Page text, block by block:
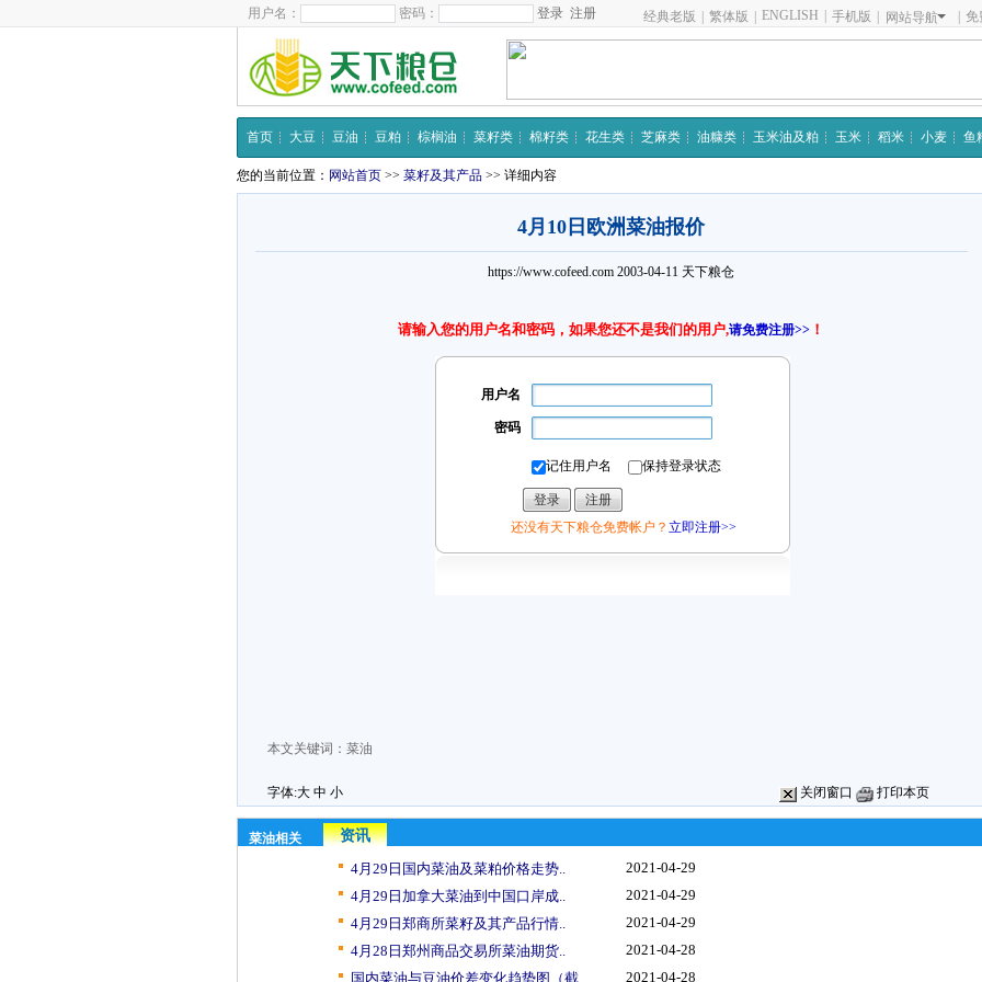
用户名： 密码： 注册 经典老版 繁体版 ENGLISH 手机版 网站导航 免
首页 大豆 豆油 豆粕 棕榈油 菜籽类 棉籽类 花生类 芝麻类 油糠类 玉米油及粕 玉米 稻米 小麦 鱼
您的当前位置： 网站首页 >> 菜籽及其产品 >> 详细内容
4月10日欧洲菜油报价
https://www.cofeed.com 2003-04-11 天下粮仓
请输入您的用户名和密码，如果您还不是我们的用户,请免费注册>> ！
用户名
密码
记住用户名 保持登录状态
还没有天下粮仓免费帐户？ 立即注册>>
本文关键词： 菜油
字体:大 中 小 关闭窗口 打印本页
菜油相关
资讯
4月29日国内菜油及菜粕价格走势..
2021-04-29
4月29日加拿大菜油到中国口岸成..
2021-04-29
4月29日郑商所菜籽及其产品行情..
2021-04-29
4月28日郑州商品交易所菜油期货..
2021-04-28
国内菜油与豆油价差变化趋势图（截..
2021-04-28